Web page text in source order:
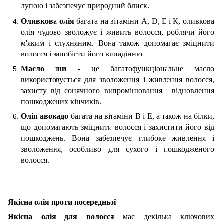
лупою і забезпечує природний блиск.
Оливкова оліябагата на вітаміни А, D, Е і К, оливкова
олія чудово зволожує і живить волосся, роблячи його
м'яким і слухняним. Вона також допомагає зміцнити
волосся і запобігти його випадінню.
Масло ши - це багатофункціональне масло
використовується для зволоження і живлення волосся,
захисту від сонячного випромінювання і відновлення
пошкоджених кінчиків.
Олія авокадо багата на вітаміни В і Е, а також на білки,
що допомагають зміцнити волосся і захистити його від
пошкоджень. Вона забезпечує глибоке живлення і
зволоження, особливо для сухого і пошкодженого
волосся.
Якісна олія проти посередньої
Якісна олія для волоссямає декілька ключових